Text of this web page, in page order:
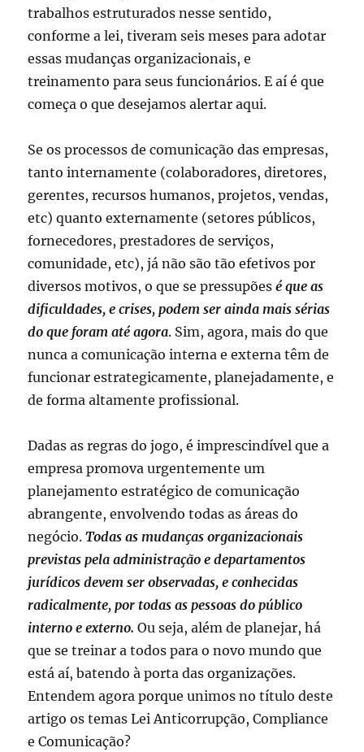
trabalhos estruturados nesse sentido,
conforme a lei, tiveram seis meses para adotar
essas mudanças organizacionais, e
treinamento para seus funcionários. E aí é que
começa o que desejamos alertar aqui.
Se os processos de comunicação das empresas,
tanto internamente (colaboradores, diretores,
gerentes, recursos humanos, projetos, vendas,
etc) quanto externamente (setores públicos,
fornecedores, prestadores de serviços,
comunidade, etc), já não são tão efetivos por
diversos motivos, o que se pressupões é que as
dificuldades, e crises, podem ser ainda mais sérias
do que foram até agora. Sim, agora, mais do que
nunca a comunicação interna e externa têm de
funcionar estrategicamente, planejadamente, e
de forma altamente profissional.
Dadas as regras do jogo, é imprescindível que a
empresa promova urgentemente um
planejamento estratégico de comunicação
abrangente, envolvendo todas as áreas do
negócio.Todas as mudanças organizacionais
previstas pela administração e departamentos
jurídicos devem ser observadas, e conhecidas
radicalmente, por todas as pessoas do público
interno e externo. Ou seja, além de planejar, há
que se treinar a todos para o novo mundo que
está aí, batendo à porta das organizações.
Entendem agora porque unimos no título deste
artigo os temas Lei Anticorrupção, Compliance
e Comunicação?